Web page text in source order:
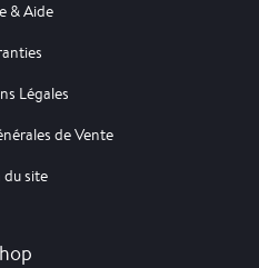
& Aide
Légales
de Vente
du site